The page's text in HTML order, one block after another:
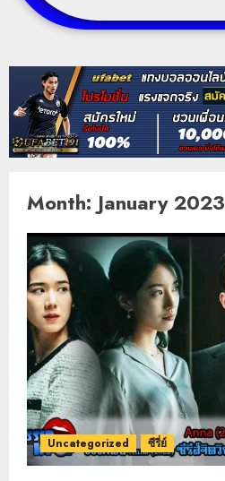
Month: January 2023
Uncategorized ซีรี่ย์